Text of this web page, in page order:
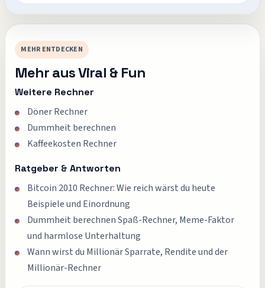
MEHR ENTDECKEN
Mehr ausViral & Fun
Weitere Rechner
Döner Rechner
Dummheit berechnen
Kaffeekosten Rechner
Ratgeber & Antworten
Bitcoin 2010 Rechner: Wie reich wärst du heute
Beispiele und Einordnung
Dummheit berechnen Spaß-Rechner, Meme-Faktor
und harmlose Unterhaltung
Wann wirst du Millionär Sparrate, Rendite und der
Millionär-Rechner